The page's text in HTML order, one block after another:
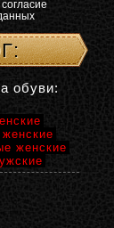
обуви:
женские